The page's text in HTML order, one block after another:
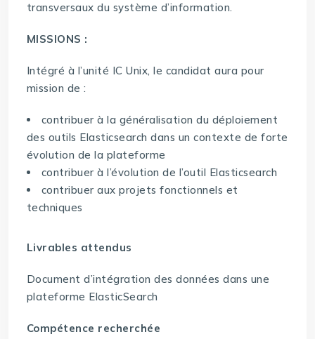
transversaux du système d’information.
MISSIONS :
Intégré à l’unité IC Unix, le candidat aura pour
mission de :
contribuer à la généralisation du déploiement
des outils Elasticsearch dans un contexte de forte
évolution de la plateforme
contribuer à l’évolution de l’outil Elasticsearch
contribuer aux projets fonctionnels et
techniques
Livrables attendus
Document d’intégration des données dans une
plateforme ElasticSearch
Compétence recherchée